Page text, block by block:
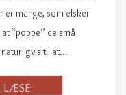
er mange, som elsker
“poppe” de små
naturligvis til at…